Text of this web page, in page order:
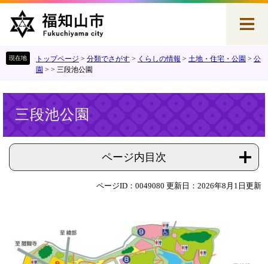
す
し
トップページ > 分類でさがす > くらしの情報 > 土地・住宅・公園 > 公
園 > > 三段池公園
三段池公園
ページ内目次
ページID：0049080 更新日：2026年8月1日更新